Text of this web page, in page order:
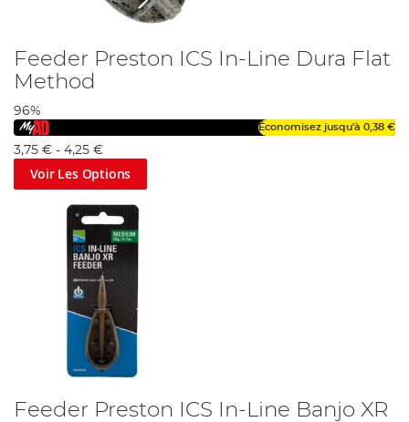
Feeder Preston ICS In-Line Dura Flat
Method
96%
Économisez jusqu'à 0,38 €
3,75 € - 4,25 €
Voir Les Options
Feeder Preston ICS In-Line Banjo XR